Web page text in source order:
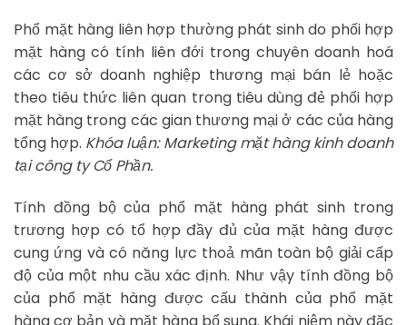
Phổ mặt hàng liên hợp thường phát sinh do phối hợp
mặt hàng có tính liên đới trong chuyên doanh hoá
các cơ sở doanh nghiệp thương mại bán lẻ hoặc
theo tiêu thức liên quan trong tiêu dùng đẻ phối hợp
mặt hàng trong các gian thương mại ở các của hàng
tổng hợp. Khóa luận: Marketing mặt hàng kinh doanh
tại công ty Cổ Phần.
Tính đồng bộ của phổ mặt hàng phát sinh trong
trương hợp có tổ hợp đầy đủ của mặt hàng được
cung ứng và có năng lực thoả mãn toàn bộ giải cấp
độ của một nhu cầu xác định. Như vậy tính đồng bộ
của phổ mặt hàng được cấu thành của phổ mặt